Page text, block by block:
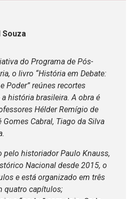
Souza
do Programa de Pós-
o livro “História em Debate:
Poder” reúnes recortes
história brasileira. A obra é
Hélder Remígio de
Cabral, Tiago da Silva
pelo historiador Paulo Knauss,
Nacional desde 2015, o
e está organizado em três
quatro capítulos;